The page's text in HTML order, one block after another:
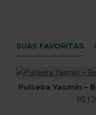
SUAS FAVORITAS
Pulseira Yasmin –